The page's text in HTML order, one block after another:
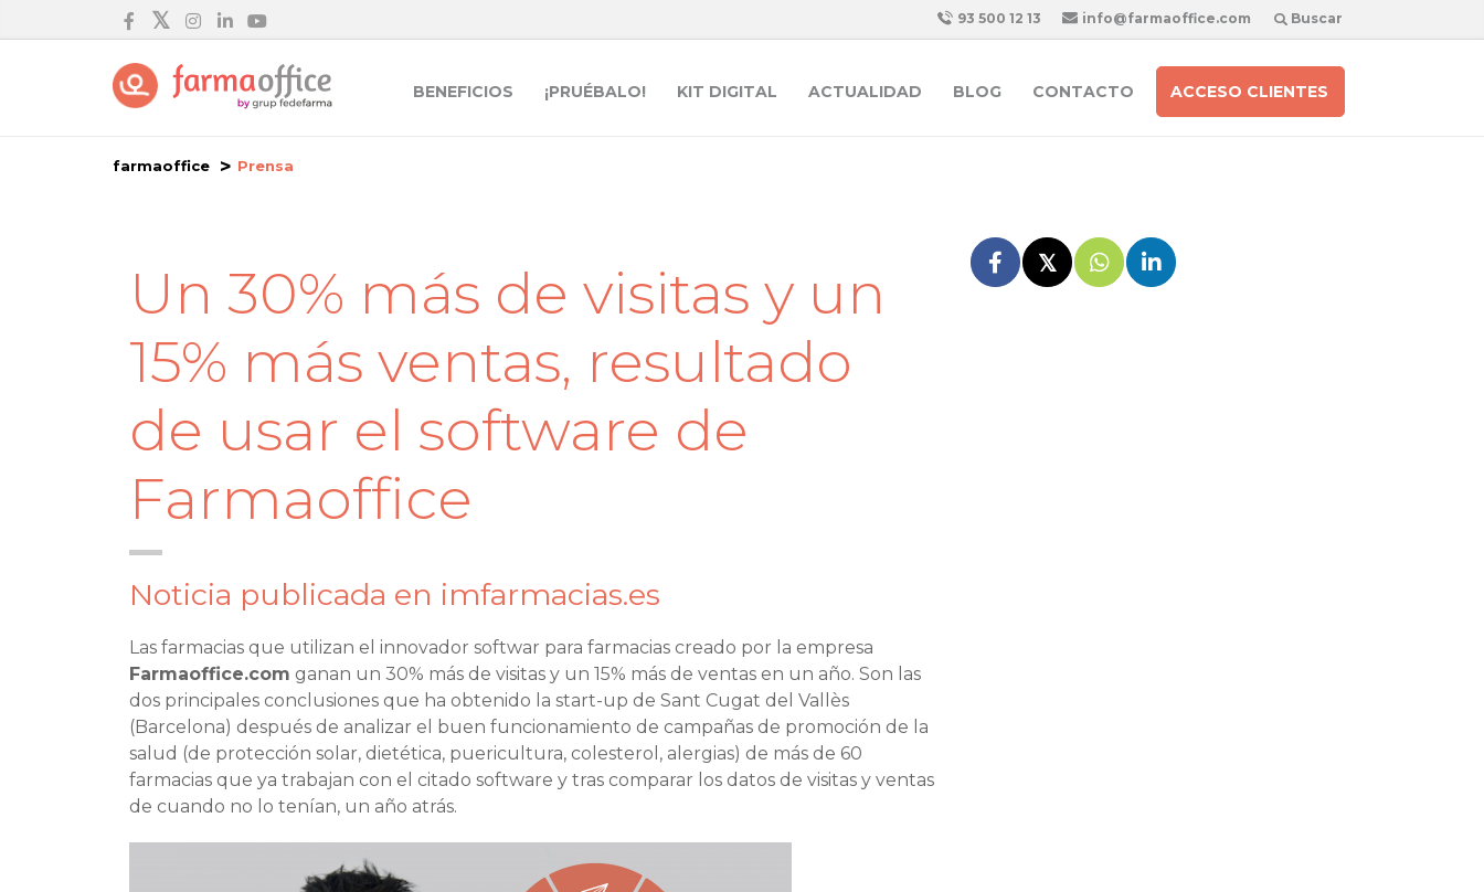
Buscar
93 500 12 13 info@farmaoffice.com
BENEFICIOS ¡PRUÉBALO! KIT DIGITAL ACTUALIDAD BLOG CONTACTO ACCESO CLIENTES
farmaoffice Prensa
Un 30% más de visitas y un
15% más ventas, resultado
de usar el software de
Farmaoffice
Noticia publicada en imfarmacias.es
Las farmacias que utilizan el innovador softwar para farmacias creado por la empresa
Farmaoffice.com ganan un 30% más de visitas y un 15% más de ventas en un año. Son las
dos principales conclusiones que ha obtenido la start-up de Sant Cugat del Vallès
(Barcelona) después de analizar el buen funcionamiento de campañas de promoción de la
salud (de protección solar, dietética, puericultura, colesterol, alergias) de más de 60
farmacias que ya trabajan con el citado software y tras comparar los datos de visitas y ventas
de cuando no lo tenían, un año atrás.